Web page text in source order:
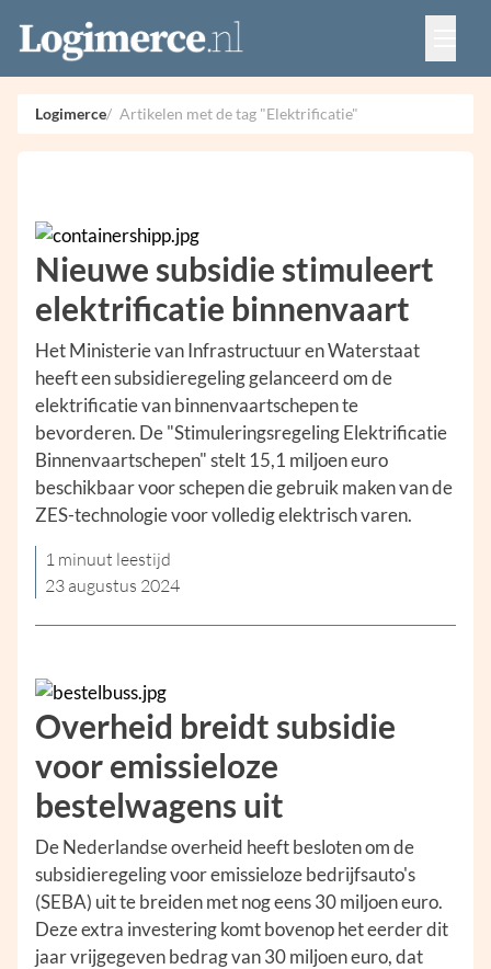
Vacatures
Events
Adverteren
Partners
Logimerce Artikelen met de tag "Elektrificatie"
Nieuwe subsidie stimuleert
elektrificatie binnenvaart
Het Ministerie van Infrastructuur en Waterstaat
heeft een subsidieregeling gelanceerd om de
elektrificatie van binnenvaartschepen te
bevorderen. De "Stimuleringsregeling Elektrificatie
Binnenvaartschepen" stelt 15,1 miljoen euro
beschikbaar voor schepen die gebruik maken van de
ZES-technologie voor volledig elektrisch varen.
1 minuut leestijd
23 augustus 2024
Overheid breidt subsidie
voor emissieloze
bestelwagens uit
De Nederlandse overheid heeft besloten om de
subsidieregeling voor emissieloze bedrijfsauto's
(SEBA) uit te breiden met nog eens 30 miljoen euro.
Deze extra investering komt bovenop het eerder dit
jaar vrijgegeven bedrag van 30 miljoen euro, dat